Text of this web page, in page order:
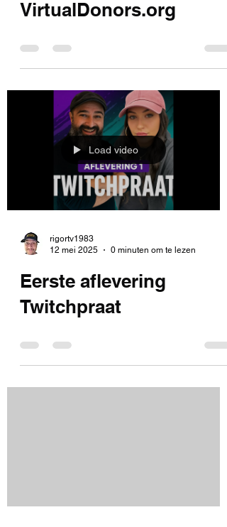
Ik steunde
Load video
12 mei 2025
0 minuten om te lezen
Eerste aflevering